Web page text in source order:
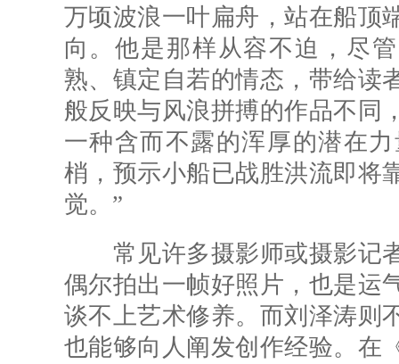
万顷波浪一叶扁舟，站在船顶
向。他是那样从容不迫，尽
熟、镇定自若的情态，带给读
般反映与风浪拼搏的作品不同
一种含而不露的浑厚的潜在
梢，预示小船已战胜洪流即将
觉。”
常见许多摄影师或摄影记
偶尔拍出一帧好照片，也是运
谈不上艺术修养。而刘泽涛则
也能够向人阐发创作经验。在